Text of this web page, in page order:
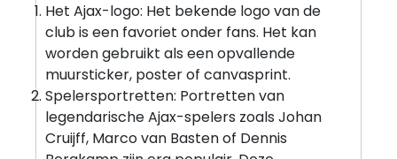
Het Ajax-logo: Het bekende logo van de
club is een favoriet onder fans. Het kan
worden gebruikt als een opvallende
muursticker, poster of canvasprint.
Spelersportretten: Portretten van
legendarische Ajax-spelers zoals Johan
Cruijff, Marco van Basten of Dennis